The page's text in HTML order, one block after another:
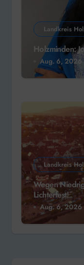
Landkreis
Holzminden:
Aug. 6, 2026
Landkreis
Wegen
Lichterfest!
Aug. 6, 2026